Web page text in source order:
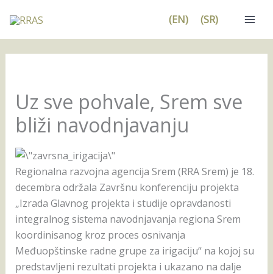
na
sadržaj
(EN) (SR)
Uz sve pohvale, Srem sve
bliži navodnjavanju
Regionalna razvojna agencija Srem (RRA Srem) je 18.
decembra održala Završnu konferenciju projekta
„Izrada Glavnog projekta i studije opravdanosti
integralnog sistema navodnjavanja regiona Srem
koordinisanog kroz proces osnivanja
Međuopštinske radne grupe za irigaciju“ na kojoj su
predstavljeni rezultati projekta i ukazano na dalje